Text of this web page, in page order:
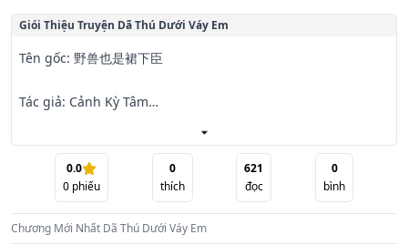
Giói Thiệu Truyện Dã Thú Dưới Váy Em
Tên gốc: 野兽也是裙下臣
Tác giả: Cảnh Kỳ Tâm
Độ dài: 56 chương + 9NT
Thể loại: Nguyên sang, ngôn tình, Ngọt văn, Song xử, 1vs1,
HE
0.0
0phiếu
0
thích
621
đọc
0
bình
Chương Mới Nhất Dã Thú Dưới Váy Em